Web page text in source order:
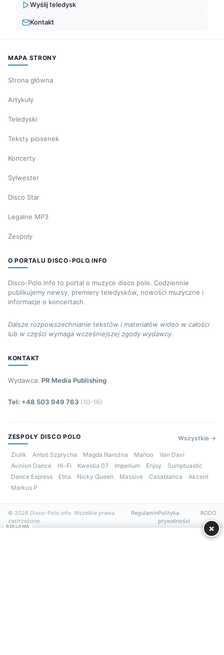
Wyślij teledysk
Kontakt
MAPA STRONY
Strona główna
Artykuły
Teledyski
Teksty piosenek
Koncerty
Sylwester
Disco Star
Legalne MP3
Zespoły
O PORTALU DISCO-POLO.INFO
Disco-Polo.info to portal o muzyce disco polo. Codziennie
publikujemy newsy, premiery teledysków, nowości muzyczne i
informacje o koncertach.
Dalsze rozpowszechnianie tekstów i materiałów wideo w całości
lub w części wymaga wcześniejszej zgody wydawcy.
KONTAKT
Wydawca: PR Media Publishing
Tel: +48 503 949 763 (10-16)
ZESPOŁY DISCO POLO Wszystkie →
Ziulik Antoś Szprycha Magda Narożna Marioo
Van Davi
Avinion Dance
Hi-Fi Kwestia 07 Imperium Enjoy
Sumptuastic
Dance Express
Etna Nicky Queen Massive Casablanca
Akcent
Markus P
© 2026 Disco-Polo.info. Wszelkie prawa
zastrzeżone.
RegulaminPolityka
prywatności
RODO
REKLAMA ×